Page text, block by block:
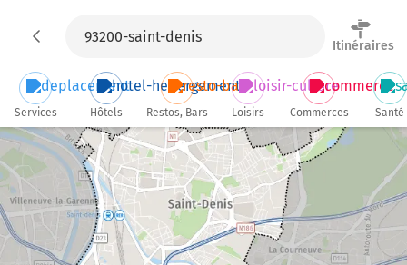
Itinéraires
Services Hôtels Restos, Bars Loisirs Commerces Santé